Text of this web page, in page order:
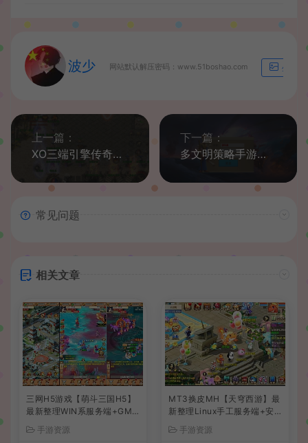
波少 网站默认解压密码：www.51boshao.com 生成海
上一篇：
XO三端引擎传奇手游【神龙万劫三职业连击版】最新整理WIN系特色服务端+PC安卓苹果三端互通+详细搭建教程
下一篇：
多文明策略手游【万国觉醒内购版】最新整理Linux商业手工服务端+安卓+运营后台+内购授权后台+详细搭建教程+视频教程
常见问题
相关文章
三网H5游戏【萌斗三国H5】
最新整理WIN系服务端+GM
手游资源
MT3换皮MH【天穹西游】最
新整理Linux手工服务端+安
建教程+全套源码+视频教程
手游资源